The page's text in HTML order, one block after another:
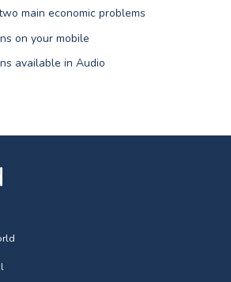
main economic problems
on your mobile
available in Audio